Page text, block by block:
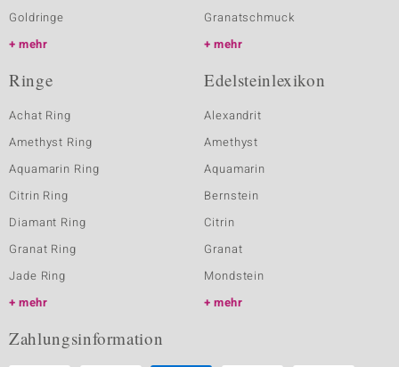
Goldringe
mehr
Granatschmuck
mehr
Ringe
Achat Ring
Amethyst Ring
Aquamarin Ring
Citrin Ring
Diamant Ring
Granat Ring
Jade Ring
mehr
Edelsteinlexikon
Alexandrit
Amethyst
Aquamarin
Bernstein
Citrin
Granat
Mondstein
mehr
Zahlungsinformation